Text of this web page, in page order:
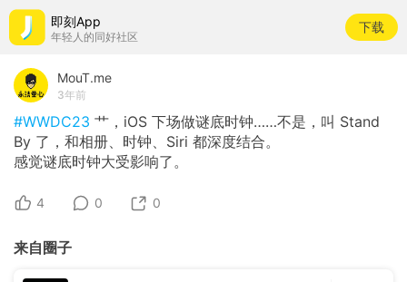
即刻App
年轻人的同好社区
下载
MouT.me
3年前
#WWDC23 艹，iOS 下场做谜底时钟……不是，叫 Stand
By 了，和相册、时钟、Siri 都深度结合。
感觉谜底时钟大受影响了。
4 0 0
来自圈子